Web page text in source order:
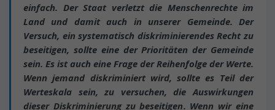
einfach. Der Staat verletzt die Menschenrechte im
Land und damit auch in unserer Gemeinde. Der
Versuch, ein systematisch diskriminierendes Recht zu
beseitigen, sollte eine der Prioritäten der Gemeinde
sein. Es ist auch eine Frage der Reihenfolge der Werte.
Wenn jemand diskriminiert wird, sollte es Teil der
Werteskala sein, zu versuchen, die Auswirkungen
dieser Diskriminierung zu beseitigen. Wenn wir eine